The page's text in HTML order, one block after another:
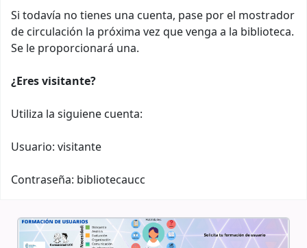
Si todavía no tienes una cuenta, pase por el mostrador
de circulación la próxima vez que venga a la biblioteca.
Se le proporcionará una.
¿Eres visitante?
Utiliza la siguiene cuenta:
Usuario: visitante
Contraseña: bibliotecaucc